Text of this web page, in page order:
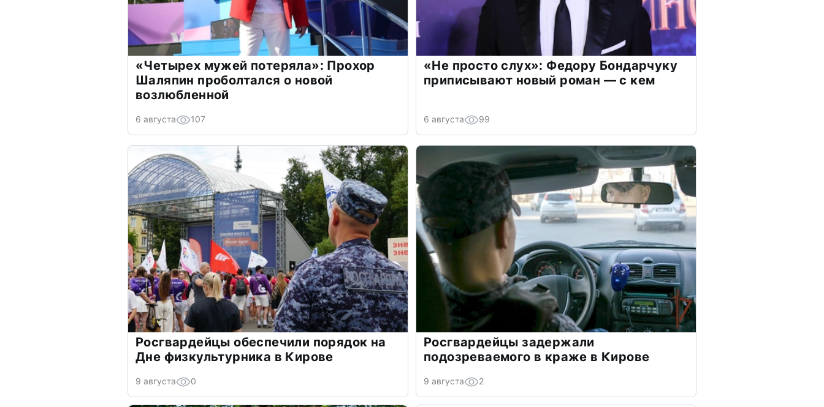
«Четырех мужей потеряла»: Прохор
Шаляпин проболтался о новой
возлюбленной
6 августа 107
«Не просто слух»: Федору Бондарчуку
приписывают новый роман — с кем
6 августа 99
Росгвардейцы обеспечили порядок на
Дне физкультурника в Кирове
9 августа 0
Росгвардейцы задержали
подозреваемого в краже в Кирове
9 августа 2